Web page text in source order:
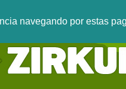
navegando por estas